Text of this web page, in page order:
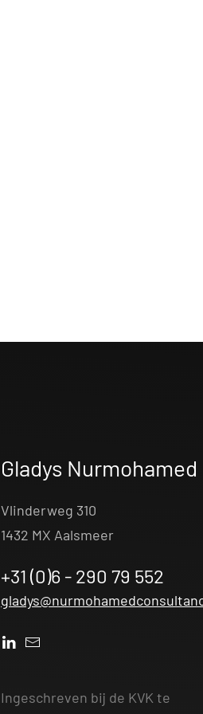
Gladys Nurmohamed
Vlinderweg 310
1432 MX Aalsmeer
+31 (0)6 - 290 79 552
Ingeschreven bij de KVK te